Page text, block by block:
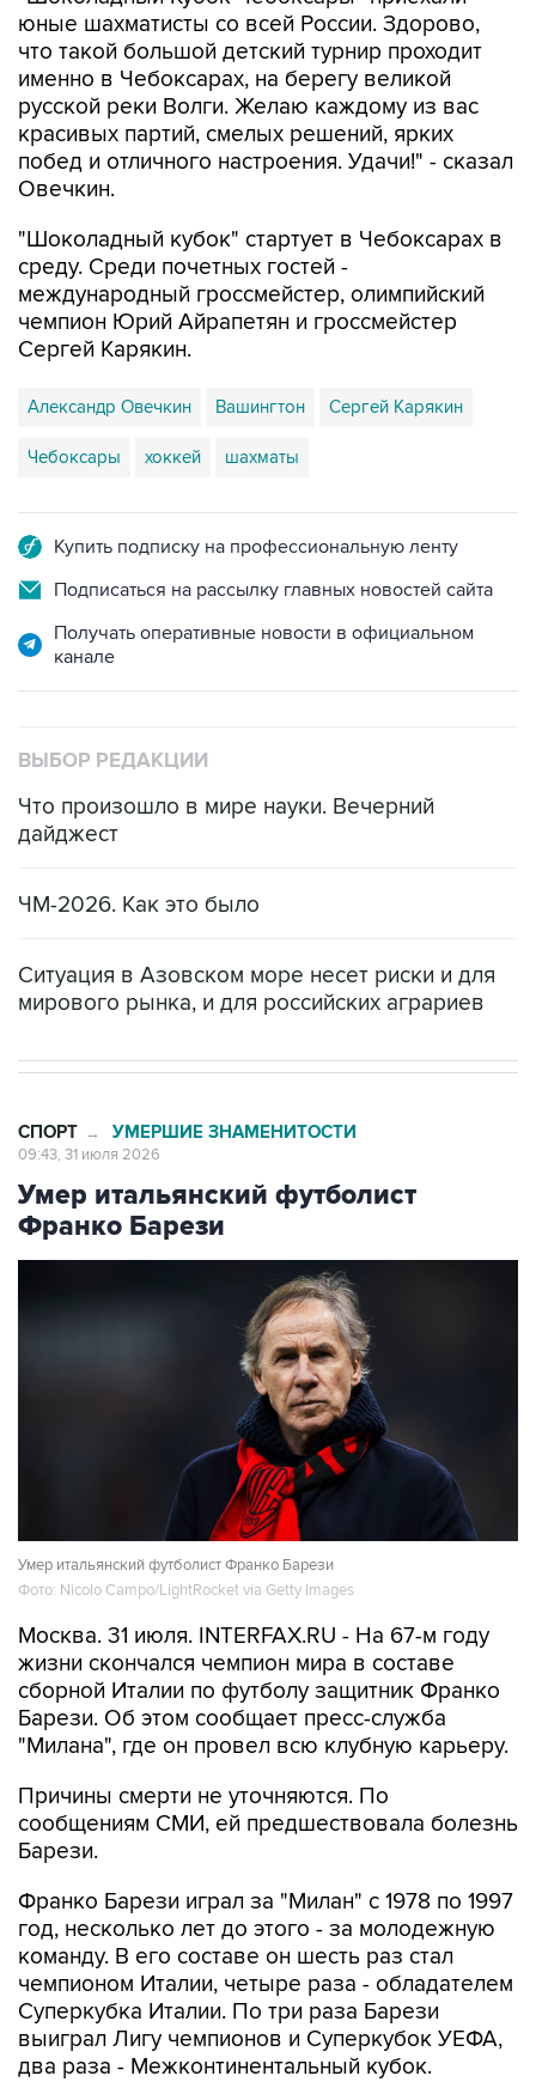
юные шахматисты со всей России. Здорово,
что такой большой детский турнир проходит
именно в Чебоксарах, на берегу великой
русской реки Волги. Желаю каждому из вас
красивых партий, смелых решений, ярких
побед и отличного настроения. Удачи!" - сказал
Овечкин.
"Шоколадный кубок" стартует в Чебоксарах в
среду. Среди почетных гостей -
международный гроссмейстер, олимпийский
чемпион Юрий Айрапетян и гроссмейстер
Сергей Карякин.
Александр Овечкин Вашингтон Сергей Карякин
Чебоксары хоккей шахматы
Купить подписку на профессиональную ленту
Подписаться на рассылку главных новостей сайта
Получать оперативные новости в официальном
канале
ВЫБОР РЕДАКЦИИ
Что произошло в мире науки. Вечерний
дайджест
ЧМ-2026. Как это было
Ситуация в Азовском море несет риски и для
мирового рынка, и для российских аграриев
СПОРТ → УМЕРШИЕ ЗНАМЕНИТОСТИ
09:43, 31 июля 2026
Умер итальянский футболист
Франко Барези
Умер итальянский футболист Франко Барези
Фото: Nicolo Campo/LightRocket via Getty Images
Москва. 31 июля. INTERFAX.RU - На 67-м году
жизни скончался чемпион мира в составе
сборной Италии по футболу защитник Франко
Барези. Об этом сообщает пресс-служба
"Милана", где он провел всю клубную карьеру.
Причины смерти не уточняются. По
сообщениям СМИ, ей предшествовала болезнь
Барези.
Франко Барези играл за "Милан" с 1978 по 1997
год, несколько лет до этого - за молодежную
команду. В его составе он шесть раз стал
чемпионом Италии, четыре раза - обладателем
Суперкубка Италии. По три раза Барези
выиграл Лигу чемпионов и Суперкубок УЕФА,
два раза - Межконтинентальный кубок.